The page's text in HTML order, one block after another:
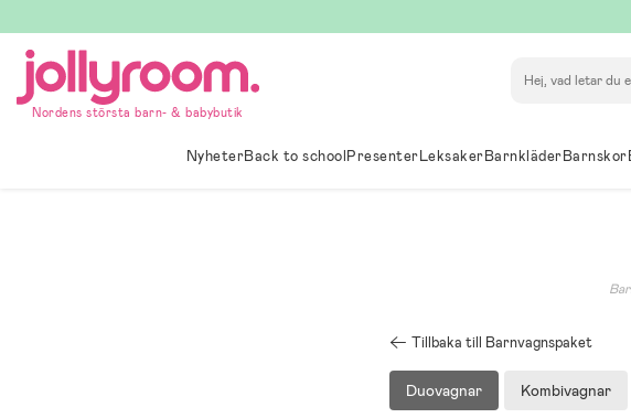
till
innehållet
Nordens största barn- & babybutik
NyheterBack to schoolPresenterLeksakerBarnkläderBarnskor
Tillbaka till Barnvagnspaket
Duovagnar Kombivagnar